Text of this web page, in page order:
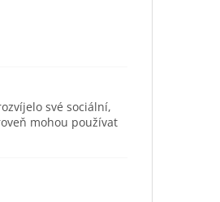
své sociální,
mohou používat